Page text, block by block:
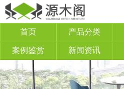
首页 产品分类
案例鉴赏 新闻资讯